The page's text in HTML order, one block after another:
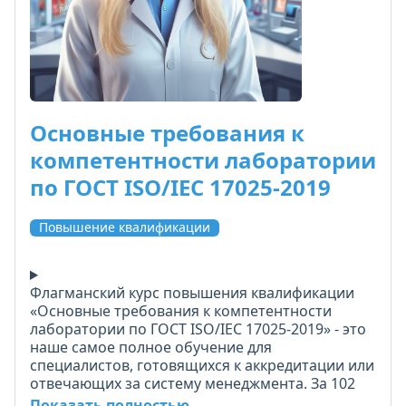
повышения надёжности, прозрачности и роста
вашей лаборатории.
Основные требования к
компетентности лаборатории
по ГОСТ ISO/IEC 17025-2019
Повышение квалификации
Флагманский курс повышения квалификации
«Основные требования к компетентности
лаборатории по ГОСТ ISO/IEC 17025-2019» - это
наше самое полное обучение для
специалистов, готовящихся к аккредитации или
отвечающих за систему менеджмента. За 102
академических часа вы освоите все ключевые